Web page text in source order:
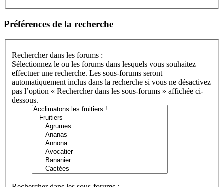
Préférences de la recherche
Rechercher dans les forums :
Sélectionnez le ou les forums dans lesquels vous souhaitez
effectuer une recherche. Les sous-forums seront
automatiquement inclus dans la recherche si vous ne désactivez
pas l’option « Rechercher dans les sous-forums » affichée ci-
dessous.